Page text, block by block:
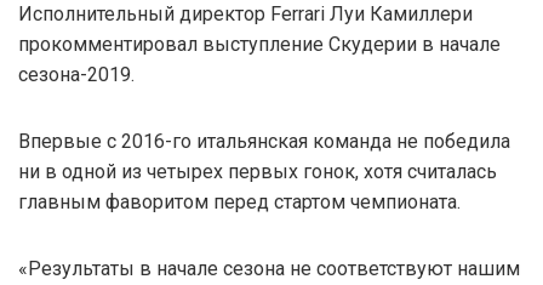
Исполнительный директор Ferrari Луи Камиллери
прокомментировал выступление Скудерии в начале
сезона-2019.
Впервые с 2016-го итальянская команда не победила
ни в одной из четырех первых гонок, хотя считалась
главным фаворитом перед стартом чемпионата.
«Результаты в начале сезона не соответствуют нашим